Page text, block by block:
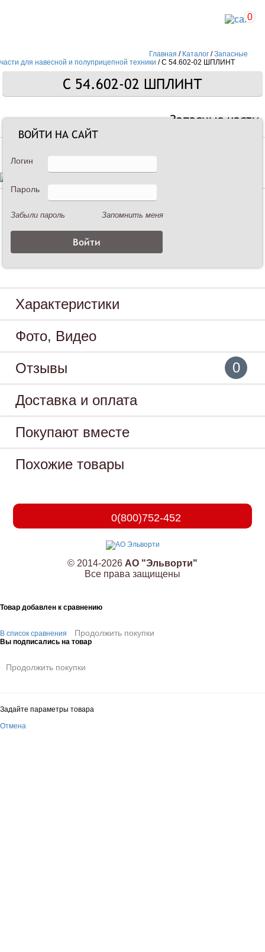
0
Главная / Каталог /Запасные
части для навесной и полуприцепной техники /С 54.602-02 ШПЛИНТ
С 54.602-02 ШПЛИНТ
Запасные части
Описание
С 54.602-02 ШПЛИНТ
Характеристики
Фото, Видео
Отзывы
0
Доставка и оплата
Покупают вместе
Похожие товары
0(800)752-452
© 2014-2026 АО "Эльворти"
Все права защищены
Товар добавлен к сравнению
В список сравнения Продолжить покупки
Вы подписались на товар
Продолжить покупки
Задайте параметры товара
Отмена
ВОЙТИ НА САЙТ
Логин
Пароль
Забыли пароль Запомнить меня